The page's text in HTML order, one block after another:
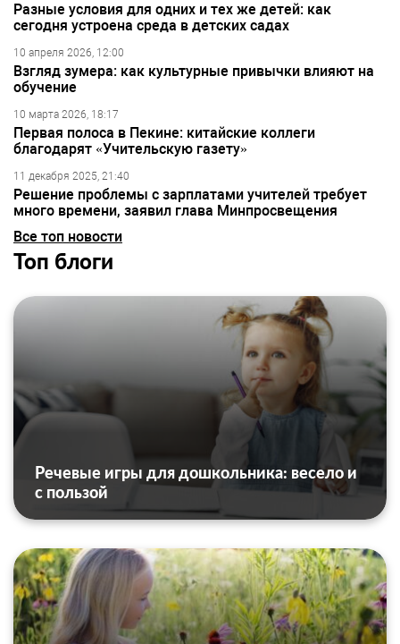
Разные условия для одних и тех же детей: как
сегодня устроена среда в детских садах
10 апреля 2026, 12:00
Взгляд зумера: как культурные привычки влияют на
обучение
10 марта 2026, 18:17
Первая полоса в Пекине: китайские коллеги
благодарят «Учительскую газету»
11 декабря 2025, 21:40
Решение проблемы с зарплатами учителей требует
много времени, заявил глава Минпросвещения
Все топ новости
Топ блоги
Речевые игры для дошкольника: весело и
с пользой